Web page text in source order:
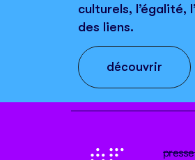
culturels,
des liens.
découvrir
presse